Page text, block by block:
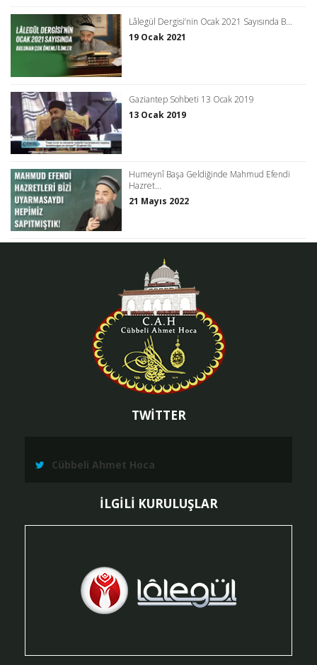
Lâlegül Dergisi’nin Ocak 2021 Sayısında B...
19 Ocak 2021
Gaziantep Sohbeti 13 Ocak 2019
13 Ocak 2019
Humeynî Başa Geldiğinde Mahmud Efendi
Hazret...
21 Mayıs 2022
TWİTTER
Cübbeli Ahmet Hoca
İLGİLİ KURULUŞLAR